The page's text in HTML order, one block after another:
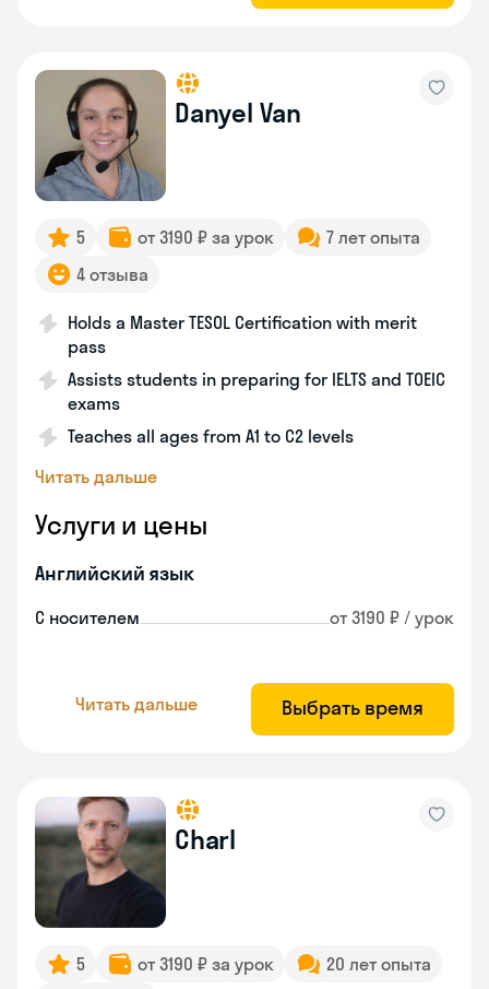
Danyel Van
5 от 3190 ₽ за урок
7 лет опыта
4 отзыва
Holds a Master TESOL Certification with merit
pass
Assists students in preparing for IELTS and TOEIC
exams
Teaches all ages from A1 to C2 levels
Читать дальше
Услуги и цены
Английский язык
С носителем от 3190 ₽ / урок
Читать дальше Выбрать время
Charl
5 от 3190 ₽ за урок
20 лет опыта